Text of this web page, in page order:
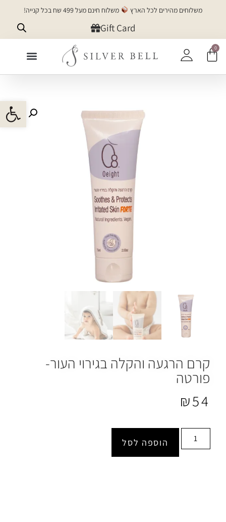
משלוחים מהירים לכל הארץ משלוח חינם מעל 499 שח בכל קנייה!
Gift Card
0
קרם הרגעה והקלה בגירוי העור-
פורטה
₪54
הוספה לסל